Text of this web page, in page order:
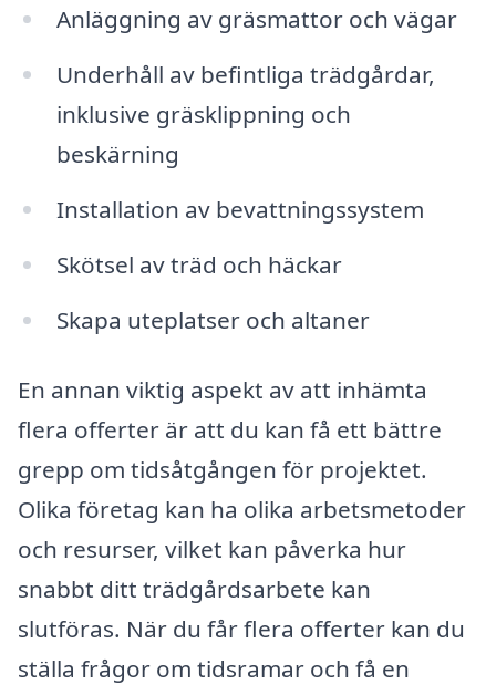
Anläggning av gräsmattor och vägar
Underhåll av befintliga trädgårdar,
inklusive gräsklippning och
beskärning
Installation av bevattningssystem
Skötsel av träd och häckar
Skapa uteplatser och altaner
En annan viktig aspekt av att inhämta
flera offerter är att du kan få ett bättre
grepp om tidsåtgången för projektet.
Olika företag kan ha olika arbetsmetoder
och resurser, vilket kan påverka hur
snabbt ditt trädgårdsarbete kan
slutföras. När du får flera offerter kan du
ställa frågor om tidsramar och få en